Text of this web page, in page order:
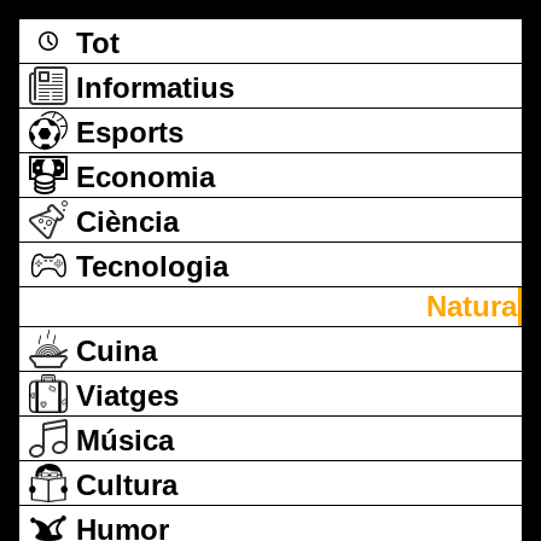
Tot
Informatius
Esports
Economia
Ciència
Tecnologia
Natura
Cuina
Viatges
Música
Cultura
Humor